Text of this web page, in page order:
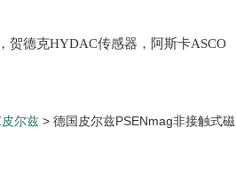
贺德克HYDAC传感器，阿斯卡ASCO
尔兹 > 德国皮尔兹PSENmag非接触式磁